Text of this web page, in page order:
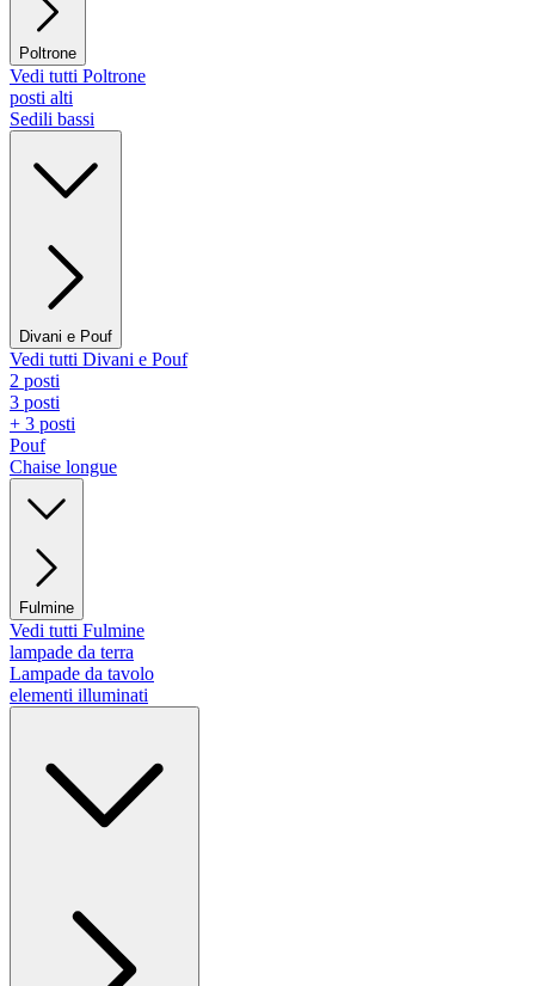
Poltrone
Vedi tutti Poltrone
posti alti
Sedili bassi
Divani e Pouf
Vedi tutti Divani e Pouf
2 posti
3 posti
+ 3 posti
Pouf
Chaise longue
Fulmine
Vedi tutti Fulmine
lampade da terra
Lampade da tavolo
elementi illuminati